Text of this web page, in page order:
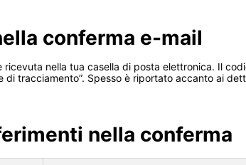
conferma e-mail
nella tua casella di posta elettronica. Il
di tracciamento”. Spesso è riportato accanto ai
nella conferma